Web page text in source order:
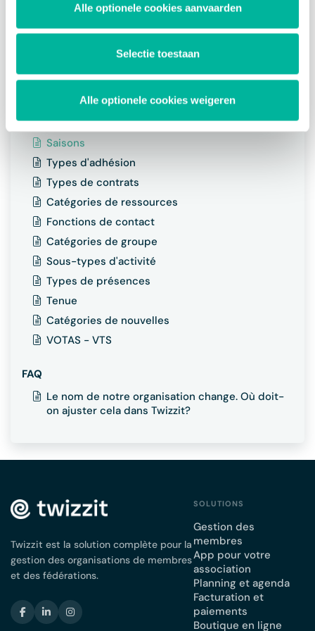
Alle optionele cookies aanvaarden
Selectie toestaan
Alle optionele cookies weigeren
Peppol
Logo et personnalisation
Paramètres de connexion
Détails contact
Champs supplémentaires
Saisons
Types d'adhésion
Types de contrats
Catégories de ressources
Fonctions de contact
Catégories de groupe
Sous-types d'activité
Types de présences
Tenue
Catégories de nouvelles
VOTAS - VTS
FAQ
Le nom de notre organisation change. Où doit-
on ajuster cela dans Twizzit?
Twizzit est la solution complète pour la
gestion des organisations de membres
et des fédérations.
SOLUTIONS
Gestion des
membres
App pour votre
association
Planning et agenda
Facturation et
paiements
Boutique en ligne